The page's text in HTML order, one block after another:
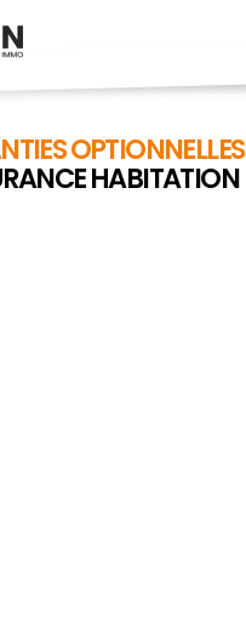
OPTIONNELLES
HABITATION